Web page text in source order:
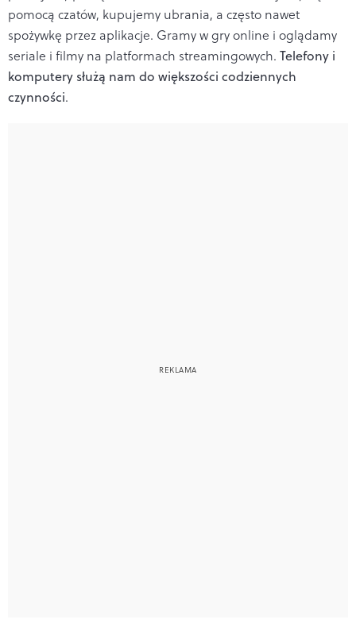
pomocą czatów, kupujemy ubrania, a często nawet
spożywkę przez aplikacje. Gramy w gry online i oglądamy
seriale i filmy na platformach streamingowych. Telefony i
komputery służą nam do większości codziennych
czynności.